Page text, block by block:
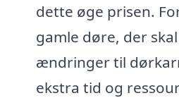
dette øge prisen.
gamle døre, der
ændringer til
ekstra tid og